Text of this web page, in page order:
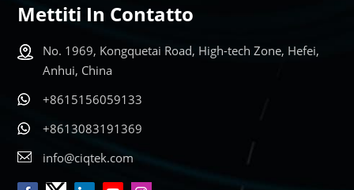
Mettiti In Contatto
No. 1969, Kongquetai Road, High-tech Zone, Hefei,
Anhui, China
+8615156059133
+8613083191369
info@ciqtek.com